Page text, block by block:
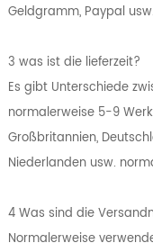
Geldgramm, Paypal
3 was ist die lieferzeit?
Es gibt Unterschiede
normalerweise 5-9
Großbritannien,
Niederlanden usw.
4 Was sind die
Normalerweise